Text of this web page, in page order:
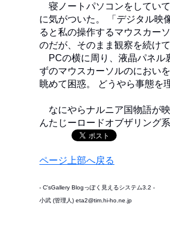
寝ノートパソコンをしてい
に気がついた。 「デジタル映
ると私の操作するマウスカー
のだが、そのまま観察を続けて
PCの横に周り、液晶パネル
ずのマウスカーソルのにおい
眺めて困惑。 どうやら事態を
なにやらナルニア国物語が
んたじーロードオブザリング
ページ上部へ戻る
- C'sGallery Blogっぽく見えるシステム3.2 -
小武 (管理人) eta2@tim.hi-ho.ne.jp